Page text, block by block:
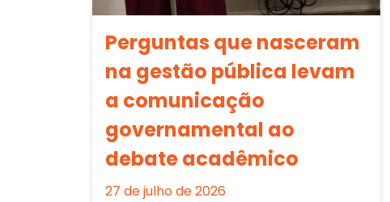
Perguntas que nasceram
na gestão pública levam
a comunicação
governamental ao
debate acadêmico
27 de julho de 2026